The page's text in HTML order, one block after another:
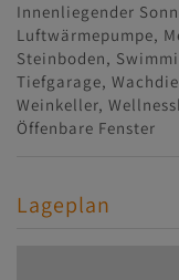
Innenliegender
Luftwärmepumpe
Steinboden
Tiefgarage
Weinkeller
Öffenbare Fenster
Lageplan